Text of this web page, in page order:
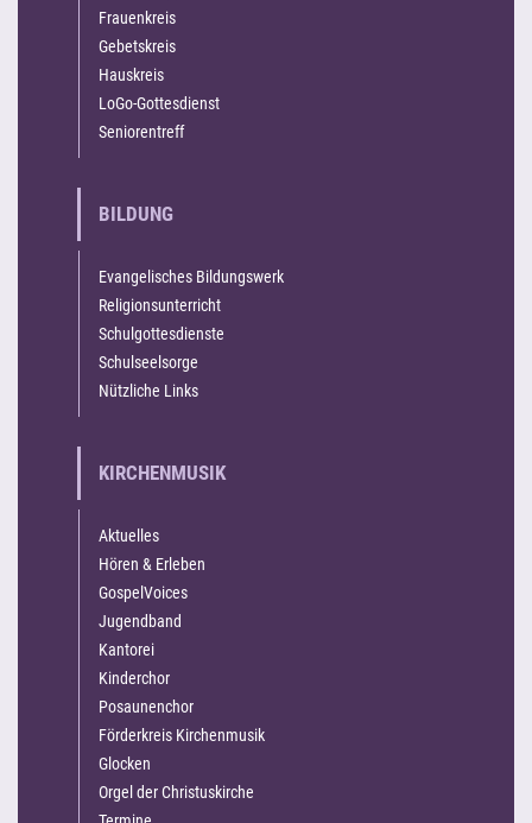
Frauenkreis
Gebetskreis
Hauskreis
LoGo-Gottesdienst
Seniorentreff
BILDUNG
Evangelisches Bildungswerk
Religionsunterricht
Schulgottesdienste
Schulseelsorge
Nützliche Links
KIRCHENMUSIK
Aktuelles
Hören & Erleben
GospelVoices
Jugendband
Kantorei
Kinderchor
Posaunenchor
Förderkreis Kirchenmusik
Glocken
Orgel der Christuskirche